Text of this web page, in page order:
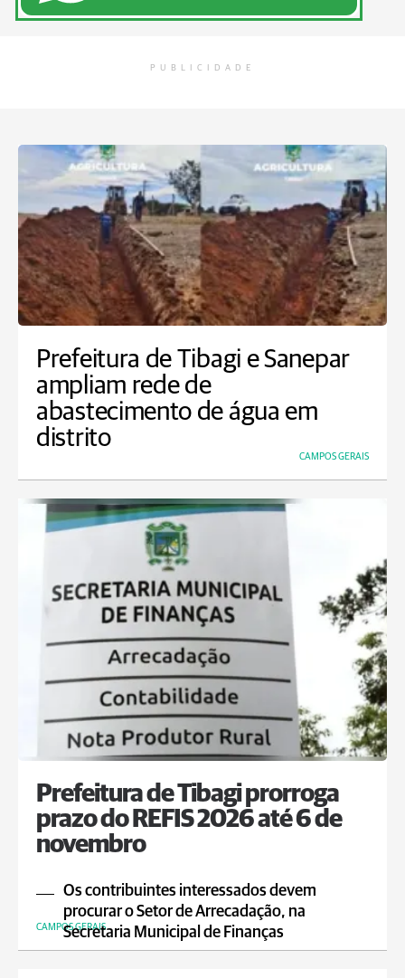
PUBLICIDADE
Prefeitura de Tibagi e Sanepar
ampliam rede de
abastecimento de água em
distrito
CAMPOS GERAIS
Prefeitura de Tibagi prorroga
prazo do REFIS 2026 até 6 de
novembro
Os contribuintes interessados devem
procurar o Setor de Arrecadação, na
Secretaria Municipal de Finanças
CAMPOS GERAIS